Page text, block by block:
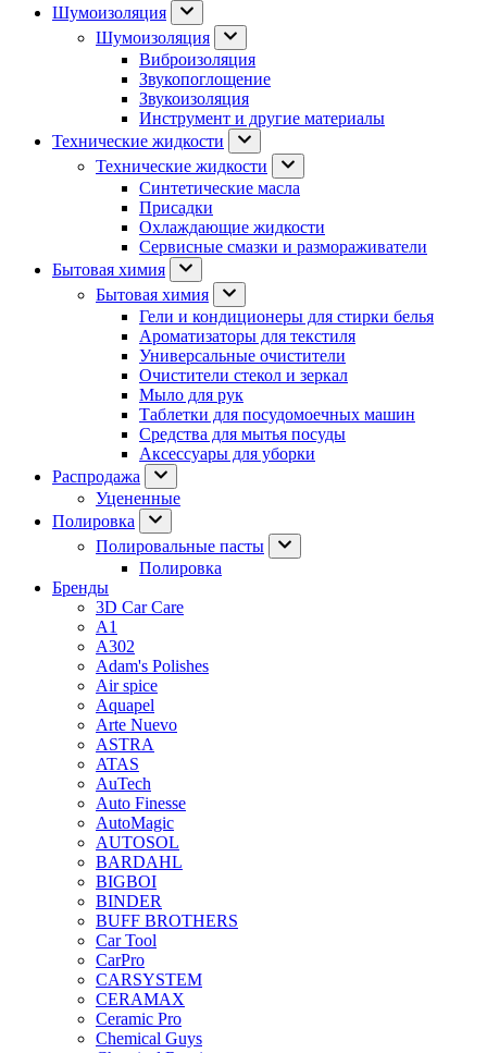
Шумоизоляция
Шумоизоляция
Виброизоляция
Звукопоглощение
Звукоизоляция
Инструмент и другие материалы
Технические жидкости
Технические жидкости
Синтетические масла
Присадки
Охлаждающие жидкости
Сервисные смазки и размораживатели
Бытовая химия
Бытовая химия
Гели и кондиционеры для стирки белья
Ароматизаторы для текстиля
Универсальные очистители
Очистители стекол и зеркал
Мыло для рук
Таблетки для посудомоечных машин
Средства для мытья посуды
Аксессуары для уборки
Распродажа
Уцененные
Полировка
Полировальные пасты
Полировка
Бренды
3D Car Care
A1
A302
Adam's Polishes
Air spice
Aquapel
Arte Nuevo
ASTRA
ATAS
AuTech
Auto Finesse
AutoMagic
AUTOSOL
BARDAHL
BIGBOI
BINDER
BUFF BROTHERS
Car Tool
CarPro
CARSYSTEM
CERAMAX
Ceramic Pro
Chemical Guys